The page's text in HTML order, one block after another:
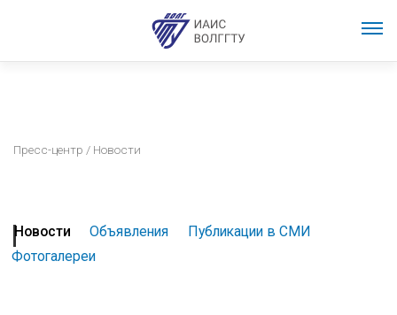
Пресс-центр / Новости
Новости Объявления
Публикации в СМИ
Фотогалереи